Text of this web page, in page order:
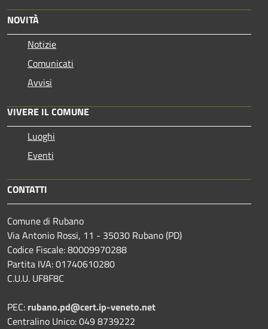
NOVITÀ
Notizie
Comunicati
Avvisi
VIVERE IL COMUNE
Luoghi
Eventi
CONTATTI
Comune di Rubano
Via Antonio Rossi, 11 - 35030 Rubano (PD)
Codice Fiscale: 80009970288
Partita IVA: 01740610280
C.U.U. UF8F8C
PEC: rubano.pd@cert.ip-veneto.net
Centralino Unico: 049 8739222